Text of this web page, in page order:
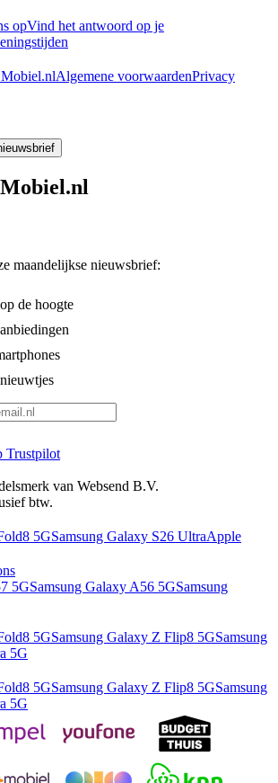
opVind het antwoord op je
Algemene voorwaardenPrivacy
maandelijkse nieuwsbrief:
de hoogte
Trustpilot
van Websend B.V.
btw.
5GSamsung Galaxy S26 UltraApple
5GSamsung Galaxy A56 5GSamsung
5GSamsung Galaxy Z Flip8 5GSamsung
5G
5GSamsung Galaxy Z Flip8 5GSamsung
5G